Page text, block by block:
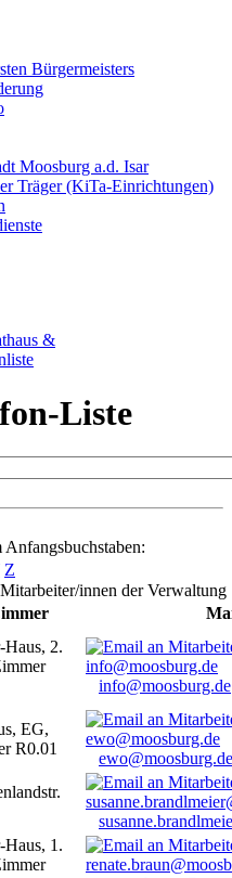
Bürgermeisters
Moosburg a.d. Isar
Träger (KiTa-Einrichtungen)
&
Liste
Z
innen der Verwaltung
Haus, 2.
info@moosburg.de
EG,
R0.01
ewo@moosburg.de
Haus, 1.